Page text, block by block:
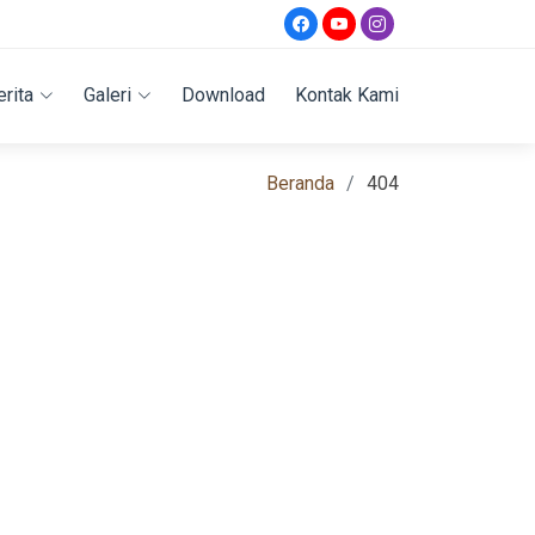
Galeri Download Kontak Kami
Beranda 404